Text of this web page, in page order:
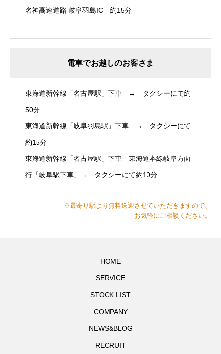
名神高速道路 岐阜羽島IC 約15分
電車でお越しのお客さま
東海道新幹線「名古屋駅」下車 → タクシーにて約
50分
東海道新幹線「岐阜羽島駅」下車 → タクシーにて
約15分
東海道新幹線「名古屋駅」下車 東海道本線岐阜方面
行「岐阜駅下車」→ タクシーにて約10分
※最寄り駅より無料送迎させていただきますので、
お気軽にご相談ください。
HOME
SERVICE
STOCK LIST
COMPANY
NEWS&BLOG
RECRUIT